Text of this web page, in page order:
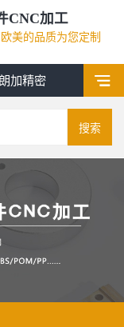
CNC加工
美的品质为您定制
加精密
搜索